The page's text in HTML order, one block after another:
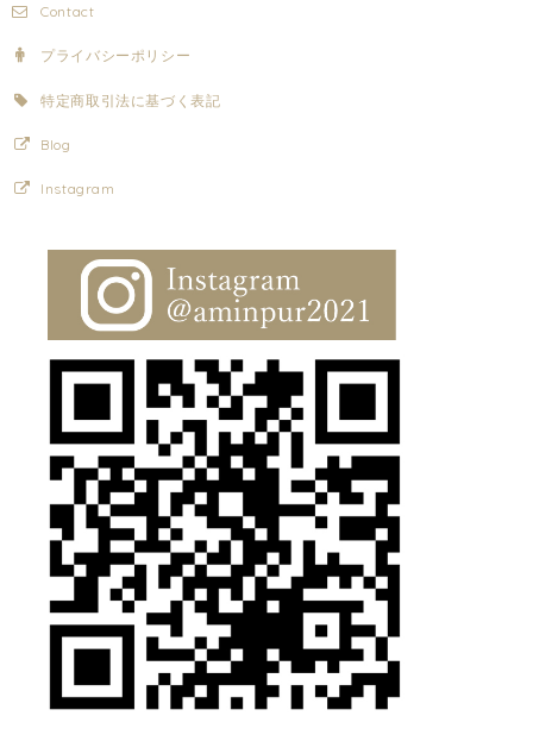
Contact
プライバシーポリシー
特定商取引法に基づく表記
Blog
Instagram